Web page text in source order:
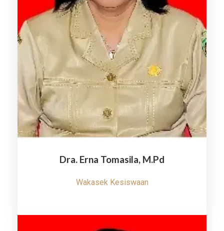
Dra. Erna Tomasila, M.Pd
Wakasek Kesiswaan